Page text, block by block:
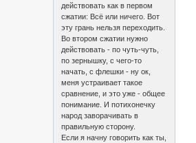
действовать как в первом
сжатии: Всё или ничего. Вот
эту грань нельзя переходить.
Во втором сжатии нужно
действовать - по чуть-чуть,
по зернышку, с чего-то
начать, с флешки - ну ок,
меня устраивает такое
сравнение, и это уже - общее
понимание. И потихонечку
народ заворачивать в
правильную сторону.
Если я начну говорить как ты,